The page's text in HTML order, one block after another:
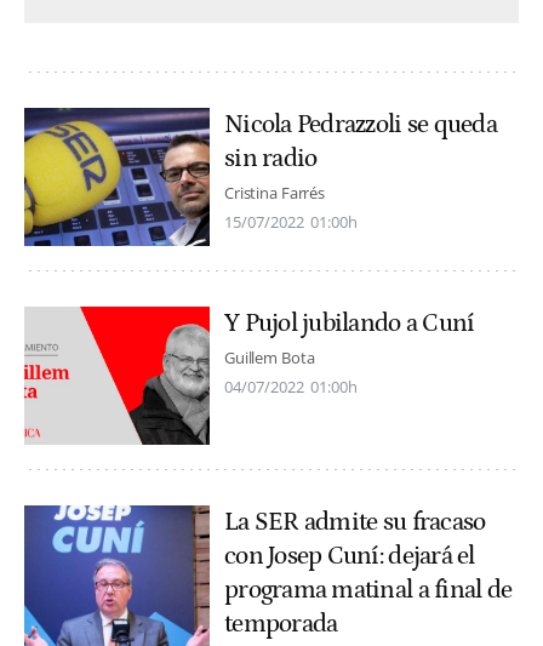
Nicola Pedrazzoli se queda
sin radio
Cristina Farrés
15/07/2022 01:00h
Y Pujol jubilando a Cuní
Guillem Bota
04/07/2022 01:00h
La SER admite su fracaso
con Josep Cuní: dejará el
programa matinal a final de
temporada